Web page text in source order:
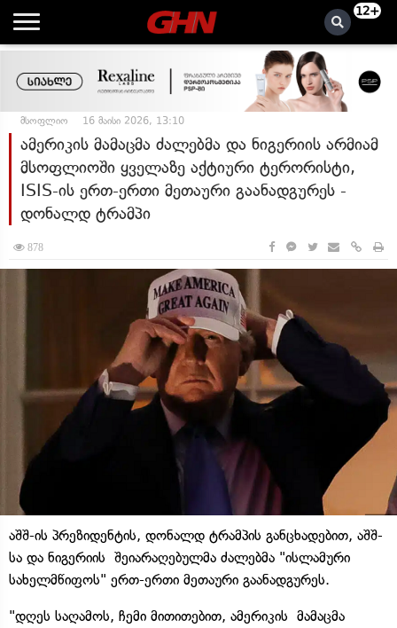
12+
მსოფლიო 16 მაისი 2026, 13:10
ამერიკის მამაცმა ძალებმა და ნიგერიის არმიამ
მსოფლიოში ყველაზე აქტიური ტერორისტი,
ISIS-ის ერთ-ერთი მეთაური გაანადგურეს -
დონალდ ტრამპი
878
აშშ-ის პრეზიდენტის, დონალდ ტრამპის განცხადებით, აშშ-
სა და ნიგერიის შეიარაღებულმა ძალებმა "ისლამური
სახელმწიფოს" ერთ-ერთი მეთაური გაანადგურეს.
"დღეს საღამოს, ჩემი მითითებით, ამერიკის მამაცმა